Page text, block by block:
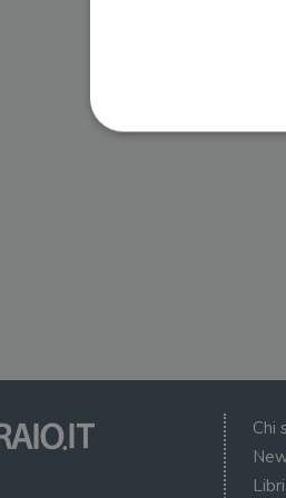
Chi
I cookie strettamente
wordpress_sec_[hash]
CookieScriptConsent